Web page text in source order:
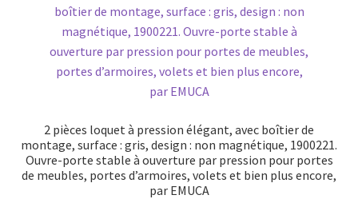
2 pièces loquet à pression élégant, avec boîtier de
montage, surface : gris, design : non magnétique, 1900221.
Ouvre-porte stable à ouverture par pression pour portes
de meubles, portes d’armoires, volets et bien plus encore,
par EMUCA